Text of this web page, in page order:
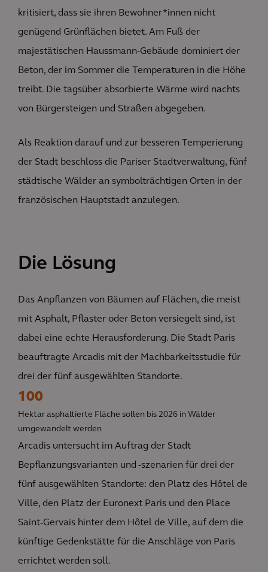
kritisiert, dass sie ihren Bewohner*innen nicht
genügend Grünflächen bietet. Am Fuß der
majestätischen Haussmann-Gebäude dominiert der
Beton, der im Sommer die Temperaturen in die Höhe
treibt. Die tagsüber absorbierte Wärme wird nachts
von Bürgersteigen und Straßen abgegeben.
Als Reaktion darauf und zur besseren Temperierung
der Stadt beschloss die Pariser Stadtverwaltung, fünf
städtische Wälder an symbolträchtigen Orten in der
französischen Hauptstadt anzulegen.
Die Lösung
Das Anpflanzen von Bäumen auf Flächen, die meist
mit Asphalt, Pflaster oder Beton versiegelt sind, ist
dabei eine echte Herausforderung. Die Stadt Paris
beauftragte Arcadis mit der Machbarkeitsstudie für
drei der fünf ausgewählten Standorte.
100
Hektar asphaltierte Fläche sollen bis 2026 in Wälder
umgewandelt werden
Arcadis untersucht im Auftrag der Stadt
Bepflanzungsvarianten und -szenarien für drei der
fünf ausgewählten Standorte: den Platz des Hôtel de
Ville, den Platz der Euronext Paris und den Place
Saint-Gervais hinter dem Hôtel de Ville, auf dem die
künftige Gedenkstätte für die Anschläge von Paris
errichtet werden soll.